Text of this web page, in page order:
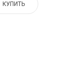
КУПИТЬ